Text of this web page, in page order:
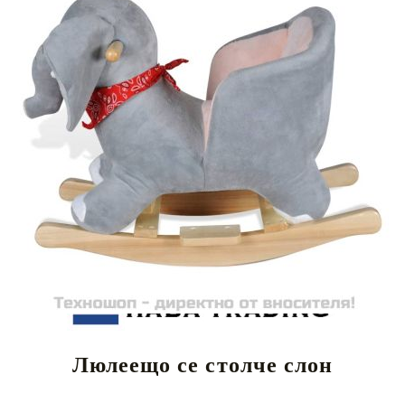
Сподели Tweet
Люлеещо се столче слон